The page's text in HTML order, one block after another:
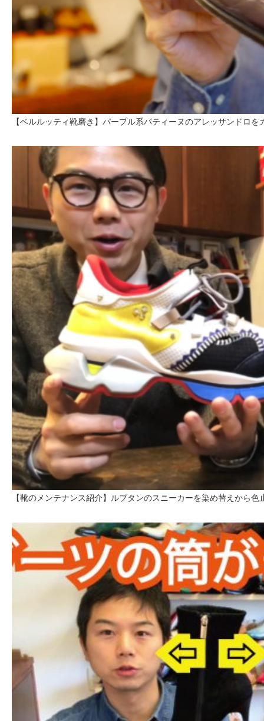
【ベルルッティ靴磨き】パープル系パティーヌのアレッサンドロ
【靴のメンテナンス紹介】ルブタンのスニーカーを染め替えから色